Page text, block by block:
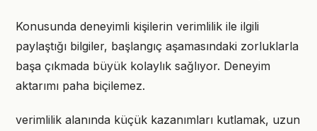
Konusunda deneyimli kişilerin verimlilik ile ilgili
paylaştığı bilgiler, başlangıç aşamasındaki zorluklarla
başa çıkmada büyük kolaylık sağlıyor. Deneyim
aktarımı paha biçilemez.
verimlilik alanında küçük kazanımları kutlamak, uzun